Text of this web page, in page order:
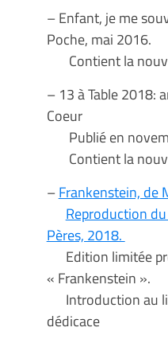
– Enfant, je me
Poche, mai 2016.
Contient la
– 13 à Table 2018:
Coeur
Publié en
Contient la
–Frankenstein, de
Reproduction
Pères, 2018.
Edition limitée
« Frankenstein ».
Introduction au
dédicace